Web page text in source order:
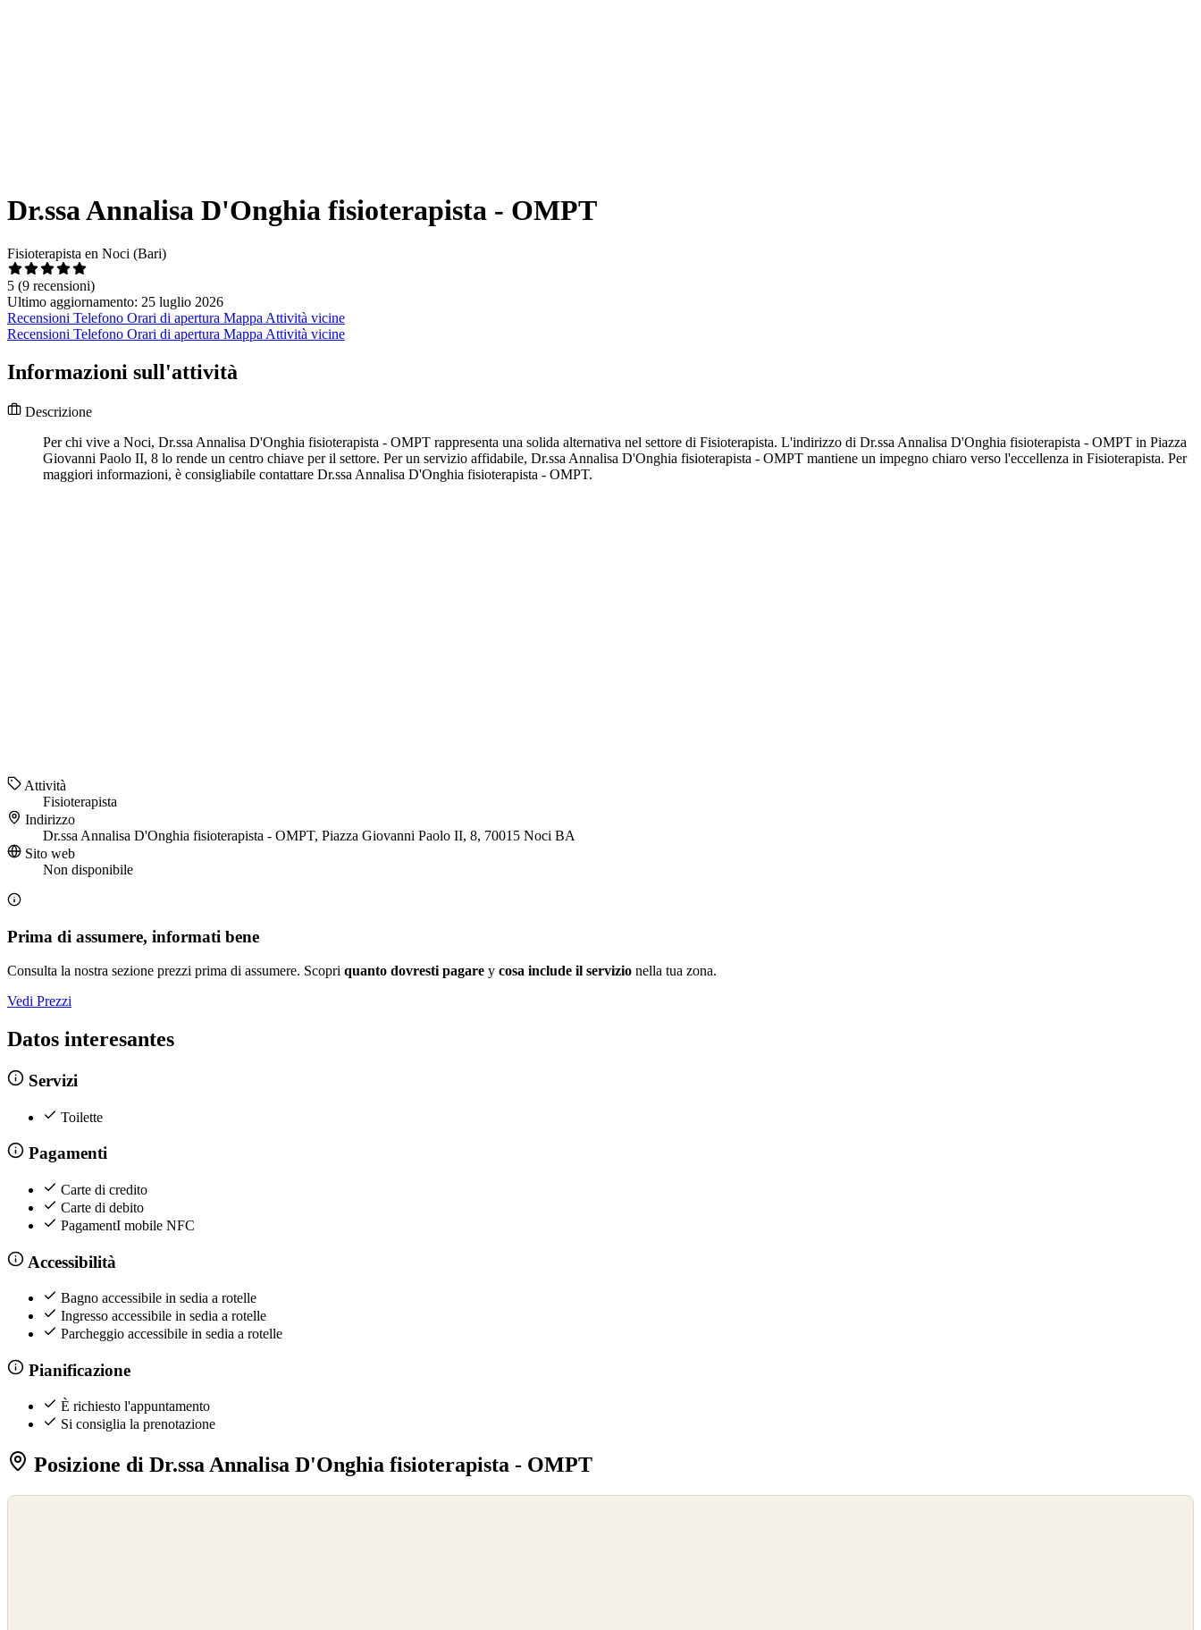
Dr.ssa Annalisa D'Onghia fisioterapista - OMPT
Fisioterapista en Noci (Bari)
5 (9 recensioni)
Ultimo aggiornamento: 25 luglio 2026
Recensioni Telefono Orari di apertura Mappa Attività vicine
Recensioni Telefono Orari di apertura Mappa Attività vicine
Informazioni sull'attività
Descrizione
Per chi vive a Noci, Dr.ssa Annalisa D'Onghia fisioterapista - OMPT rappresenta una solida alternativa nel settore di Fisioterapista. L'indirizzo di Dr.ssa Annalisa D'Onghia fisioterapista - OMPT in Piazza
Giovanni Paolo II, 8 lo rende un centro chiave per il settore. Per un servizio affidabile, Dr.ssa Annalisa D'Onghia fisioterapista - OMPT mantiene un impegno chiaro verso l'eccellenza in Fisioterapista. Per
maggiori informazioni, è consigliabile contattare Dr.ssa Annalisa D'Onghia fisioterapista - OMPT.
Attività
Fisioterapista
Indirizzo
Dr.ssa Annalisa D'Onghia fisioterapista - OMPT, Piazza Giovanni Paolo II, 8, 70015 Noci BA
Sito web
Non disponibile
Prima di assumere, informati bene
Consulta la nostra sezione prezzi prima di assumere. Scopri quanto dovresti pagare y cosa include il servizio nella tua zona.
Vedi Prezzi
Datos interesantes
Servizi
Toilette
Pagamenti
Carte di credito
Carte di debito
PagamentI mobile NFC
Accessibilità
Bagno accessibile in sedia a rotelle
Ingresso accessibile in sedia a rotelle
Parcheggio accessibile in sedia a rotelle
Pianificazione
È richiesto l'appuntamento
Si consiglia la prenotazione
Posizione di Dr.ssa Annalisa D'Onghia fisioterapista - OMPT